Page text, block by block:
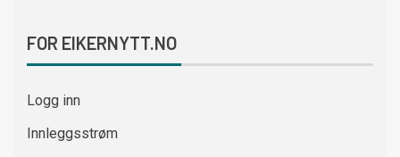
FOR EIKERNYTT.NO
Logg inn
Innleggsstrøm